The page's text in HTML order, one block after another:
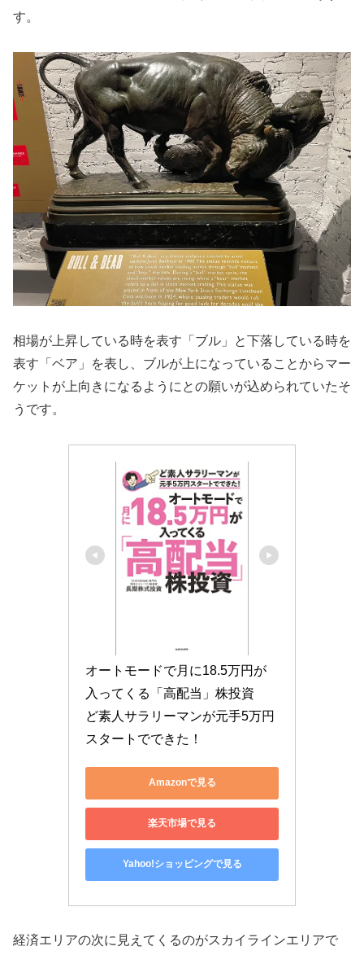
す。
相場が上昇している時を表す「ブル」と下落している時を
表す「ベア」を表し、ブルが上になっていることからマー
ケットが上向きになるようにとの願いが込められていたそ
うです。
オートモードで月に18.5万円が
入ってくる「高配当」株投資
ど素人サラリーマンが元手5万円
スタートでできた！
Amazonで見る
楽天市場で見る
Yahoo!ショッピングで見る
経済エリアの次に見えてくるのがスカイラインエリアで